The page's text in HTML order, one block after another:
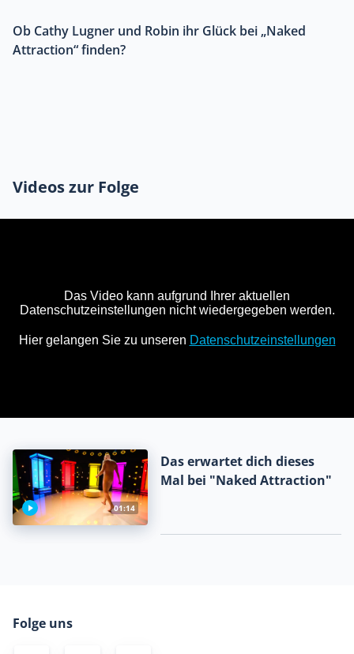
Ob Cathy Lugner und Robin ihr Glück bei „Naked
Attraction“ finden?
Videos zur Folge
01:14
Das erwartet dich dieses
Mal bei "Naked Attraction"
Folge uns